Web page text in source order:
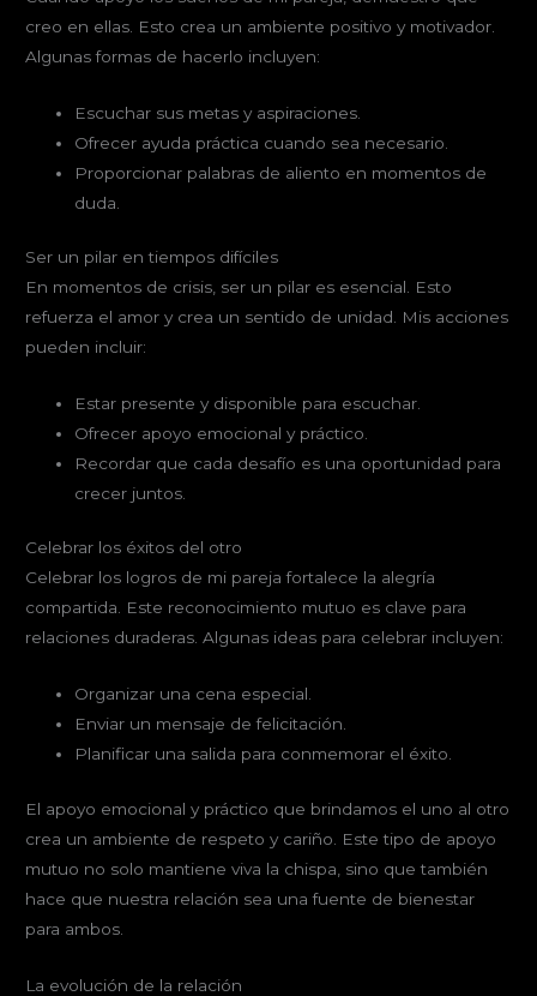
creo en ellas. Esto crea un ambiente positivo y motivador.
Algunas formas de hacerlo incluyen:
Escuchar sus metas y aspiraciones.
Ofrecer ayuda práctica cuando sea necesario.
Proporcionar palabras de aliento en momentos de
duda.
Ser un pilar en tiempos difíciles
En momentos de crisis, ser un pilar es esencial. Esto
refuerza el amor y crea un sentido de unidad. Mis acciones
pueden incluir:
Estar presente y disponible para escuchar.
Ofrecer apoyo emocional y práctico.
Recordar que cada desafío es una oportunidad para
crecer juntos.
Celebrar los éxitos del otro
Celebrar los logros de mi pareja fortalece la alegría
compartida. Este reconocimiento mutuo es clave para
relaciones duraderas. Algunas ideas para celebrar incluyen:
Organizar una cena especial.
Enviar un mensaje de felicitación.
Planificar una salida para conmemorar el éxito.
El apoyo emocional y práctico que brindamos el uno al otro
crea un ambiente de respeto y cariño. Este tipo de apoyo
mutuo no solo mantiene viva la chispa, sino que también
hace que nuestra relación sea una fuente de bienestar
para ambos.
La evolución de la relación